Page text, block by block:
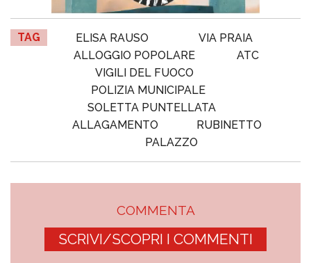
TAG ELISA RAUSO
VIA PRAIA
ALLOGGIO POPOLARE
ATC
VIGILI DEL FUOCO
POLIZIA MUNICIPALE
SOLETTA PUNTELLATA
ALLAGAMENTO
RUBINETTO
PALAZZO
COMMENTA
SCRIVI/SCOPRI I COMMENTI